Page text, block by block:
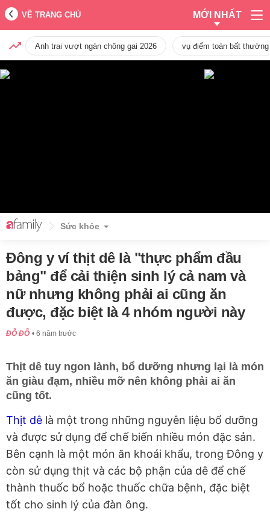
VỀ TRANG CHỦ MỚI NHẤT
Anh trai vượt ngàn chông gai 2026 vụ điểm toán bất
Sức khỏe
Đông y ví thịt dê là "thực phẩm đầu
bảng" để cải thiện sinh lý cả nam và
nữ nhưng không phải ai cũng ăn
được, đặc biệt là 4 nhóm người này
ĐỖ ĐỖ 6 năm trước
Thịt dê tuy ngon lành, bổ dưỡng nhưng lại là món
ăn giàu đạm, nhiều mỡ nên không phải ai ăn
cũng tốt.
Thịt dê là một trong những nguyên liệu bổ dưỡng
và được sử dụng để chế biến nhiều món đặc sản.
Bên cạnh là một món ăn khoái khẩu, trong Đông y
còn sử dụng thịt và các bộ phận của dê để chế
thành thuốc bổ hoặc thuốc chữa bệnh, đặc biệt
tốt cho sinh lý của đàn ông.